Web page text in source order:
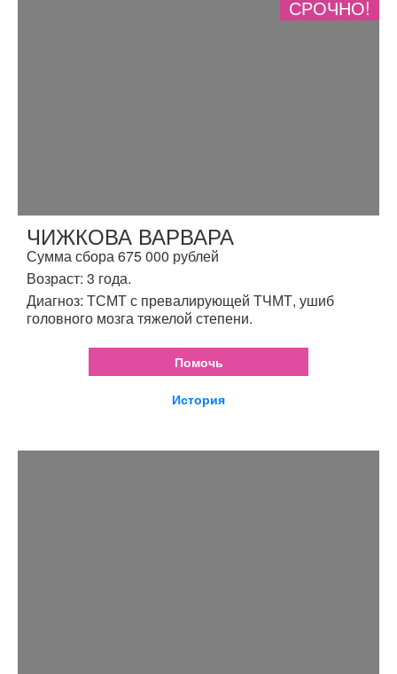
СРОЧНО!
ЧИЖКОВА ВАРВАРА
Сумма сбора 675 000 рублей
Возраст: 3 года.
Диагноз: ТСМТ с превалирующей ТЧМТ, ушиб
головного мозга тяжелой степени.
Помочь
История